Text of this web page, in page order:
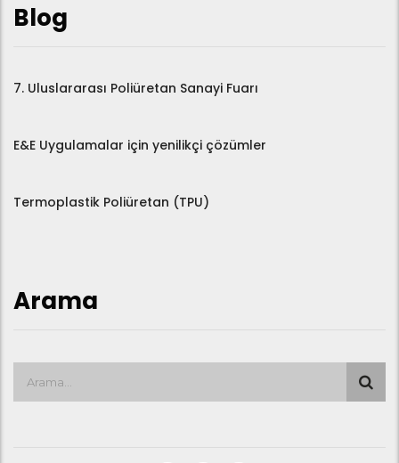
Blog
7. Uluslararası Poliüretan Sanayi Fuarı
E&E Uygulamalar için yenilikçi çözümler
Termoplastik Poliüretan (TPU)
Arama